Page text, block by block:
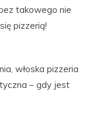
takowego nie
pizzerią!
włoska pizzeria
– gdy jest